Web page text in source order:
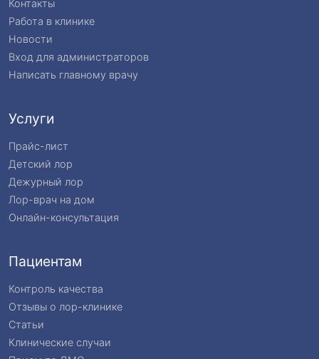
Контакты
Работа в клинике
Новости
Вход для администраторов
Написать главному врачу
Услуги
Прайс-лист
Детский лор
Дежурный лор
Лор-врач на дом
Онлайн-консультация
Пациентам
Контроль качества
Отзывы о лор-клинике
Статьи
Клинические случаи